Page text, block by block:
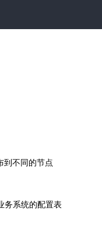
到不同的节点
务系统的配置表